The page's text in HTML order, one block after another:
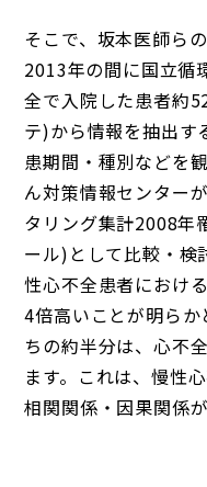
そこで、坂本医師ら
2013年の間に国立循
全で入院した患者約
テ)から情報を抽出す
患期間・種別などを
ん対策情報センター
タリング集計2008年
ール)として比較・検
性心不全患者におけ
4倍高いことが明ら
ちの約半分は、心不
ます。これは、慢性
相関関係・因果関係